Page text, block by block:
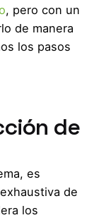
, pero con un
de manera
los pasos
de
es
de
los